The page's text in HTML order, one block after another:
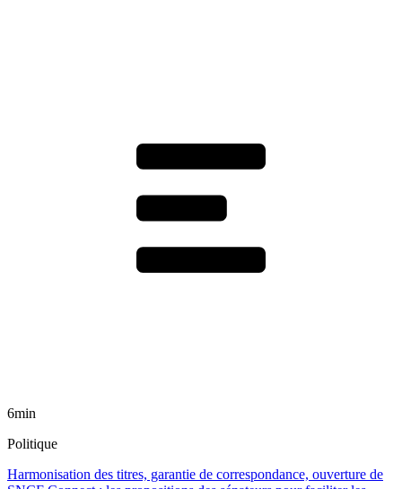
6min
Politique
Harmonisation des titres, garantie de correspondance, ouverture de